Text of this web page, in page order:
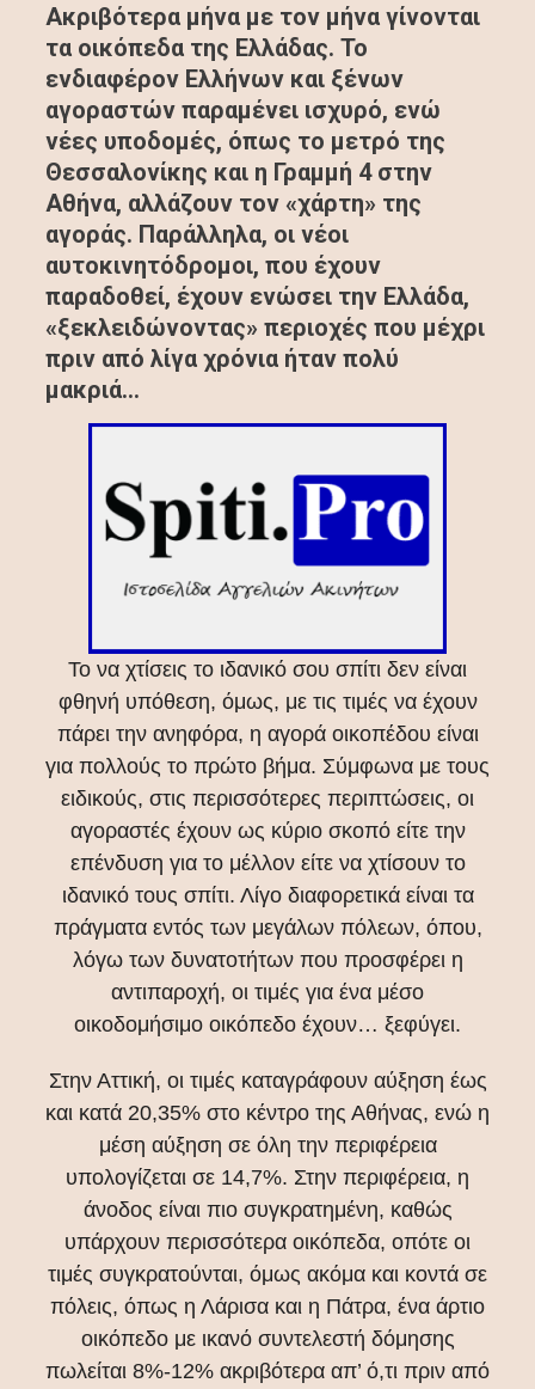
Ακριβότερα μήνα με τον μήνα γίνονται
τα οικόπεδα της Ελλάδας. Το
ενδιαφέρον Ελλήνων και ξένων
αγοραστών παραμένει ισχυρό, ενώ
νέες υποδομές, όπως το μετρό της
Θεσσαλονίκης και η Γραμμή 4 στην
Αθήνα, αλλάζουν τον «χάρτη» της
αγοράς. Παράλληλα, οι νέοι
αυτοκινητόδρομοι, που έχουν
παραδοθεί, έχουν ενώσει την Ελλάδα,
«ξεκλειδώνοντας» περιοχές που μέχρι
πριν από λίγα χρόνια ήταν πολύ
μακριά…
Το να χτίσεις το ιδανικό σου σπίτι δεν είναι
φθηνή υπόθεση, όμως, με τις τιμές να έχουν
πάρει την ανηφόρα, η αγορά οικοπέδου είναι
για πολλούς το πρώτο βήμα. Σύμφωνα με τους
ειδικούς, στις περισσότερες περιπτώσεις, οι
αγοραστές έχουν ως κύριο σκοπό είτε την
επένδυση για το μέλλον είτε να χτίσουν το
ιδανικό τους σπίτι. Λίγο διαφορετικά είναι τα
πράγματα εντός των μεγάλων πόλεων, όπου,
λόγω των δυνατοτήτων που προσφέρει η
αντιπαροχή, οι τιμές για ένα μέσο
οικοδομήσιμο οικόπεδο έχουν… ξεφύγει.
Στην Αττική, οι τιμές καταγράφουν αύξηση έως
και κατά 20,35% στο κέντρο της Αθήνας, ενώ η
μέση αύξηση σε όλη την περιφέρεια
υπολογίζεται σε 14,7%. Στην περιφέρεια, η
άνοδος είναι πιο συγκρατημένη, καθώς
υπάρχουν περισσότερα οικόπεδα, οπότε οι
τιμές συγκρατούνται, όμως ακόμα και κοντά σε
πόλεις, όπως η Λάρισα και η Πάτρα, ένα άρτιο
οικόπεδο με ικανό συντελεστή δόμησης
πωλείται 8%-12% ακριβότερα απ’ ό,τι πριν από